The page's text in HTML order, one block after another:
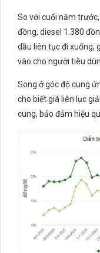
So với cuối năm
đồng, diesel 1.380
dầu liên tục đi xuống,
vào cho người tiêu
Song ở góc độ cung
cho biết giá liên lục
cung, bảo đảm hiệu